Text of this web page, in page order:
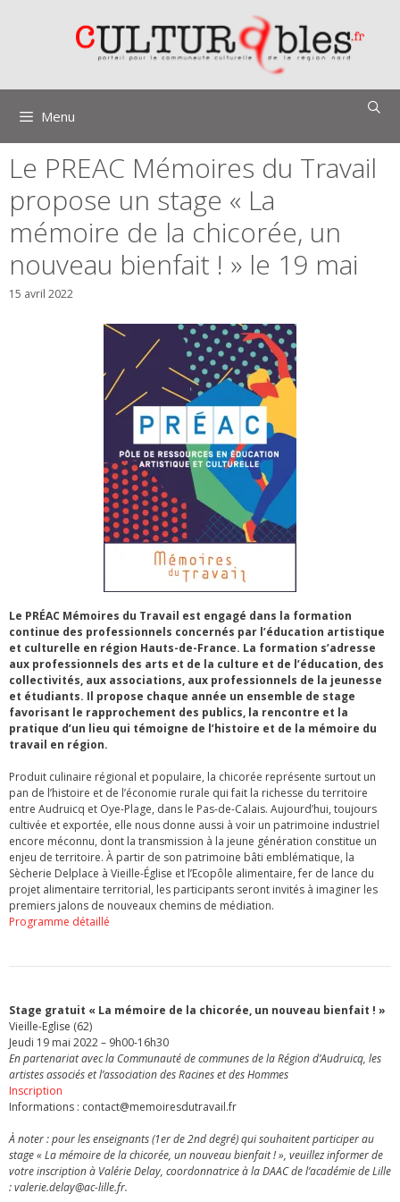
Menu
Le PREAC Mémoires du Travail
propose un stage « La
mémoire de la chicorée, un
nouveau bienfait ! » le 19 mai
15 avril 2022
Le PRÉAC Mémoires du Travail est engagé dans la formation
continue des professionnels concernés par l’éducation artistique
et culturelle en région Hauts-de-France. La formation s’adresse
aux professionnels des arts et de la culture et de l’éducation, des
collectivités, aux associations, aux professionnels de la jeunesse
et étudiants. Il propose chaque année un ensemble de stage
favorisant le rapprochement des publics, la rencontre et la
pratique d’un lieu qui témoigne de l’histoire et de la mémoire du
travail en région.
Produit culinaire régional et populaire, la chicorée représente surtout un
pan de l’histoire et de l’économie rurale qui fait la richesse du territoire
entre Audruicq et Oye-Plage, dans le Pas-de-Calais. Aujourd’hui, toujours
cultivée et exportée, elle nous donne aussi à voir un patrimoine industriel
encore méconnu, dont la transmission à la jeune génération constitue un
enjeu de territoire. À partir de son patrimoine bâti emblématique, la
Sècherie Delplace à Vieille-Église et l’Ecopôle alimentaire, fer de lance du
projet alimentaire territorial, les participants seront invités à imaginer les
premiers jalons de nouveaux chemins de médiation.
Programme détaillé
Stage gratuit « La mémoire de la chicorée, un nouveau bienfait ! »
Vieille-Eglise (62)
Jeudi 19 mai 2022 – 9h00-16h30
En partenariat avec la Communauté de communes de la Région d’Audruicq, les
artistes associés et l’association des Racines et des Hommes
Inscription
Informations : contact@memoiresdutravail.fr
À noter : pour les enseignants (1er de 2nd degré) qui souhaitent participer au
stage « La mémoire de la chicorée, un nouveau bienfait ! », veuillez informer de
votre inscription à Valérie Delay, coordonnatrice à la DAAC de l’académie de Lille
: valerie.delay@ac-lille.fr.